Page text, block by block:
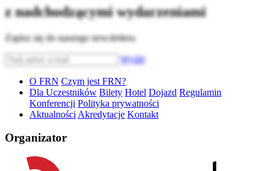
z nadchodzącymi wydarzeniami
Zapisz się do naszego newslettera
Wyślij
O FRN Czym jest FRN?
Dla Uczestników Bilety Hotel Dojazd Regulamin
Konferencji Polityka prywatności
Aktualności Akredytacje Kontakt
Organizator